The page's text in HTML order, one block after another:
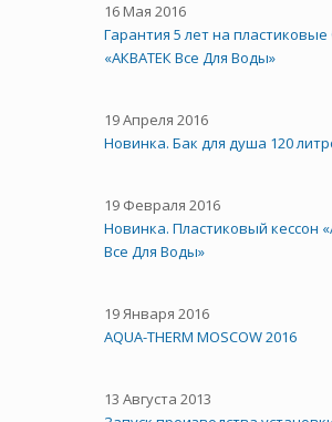
16 Мая 2016
Гарантия 5 лет на пластиковые
«АКВАТЕК Все Для Воды»
19 Апреля 2016
Новинка. Бак для душа 120
19 Февраля 2016
Новинка. Пластиковый кессон
Все Для Воды»
19 Января 2016
AQUA-THERM MOSCOW 2016
13 Августа 2013